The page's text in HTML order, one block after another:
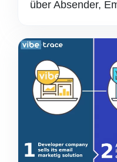
über Absender,